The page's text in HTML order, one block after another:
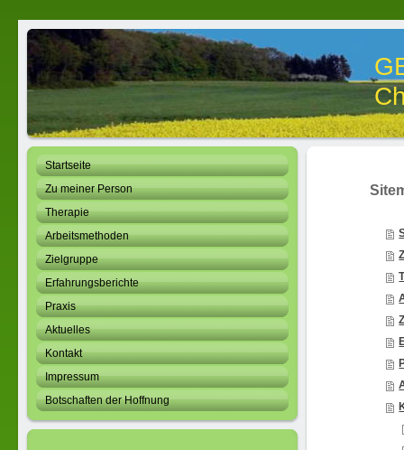
Startseite
Zu meiner Person
Therapie
Arbeitsmethoden
Zielgruppe
Erfahrungsberichte
Praxis
Aktuelles
Kontakt
Impressum
Botschaften der Hoffnung